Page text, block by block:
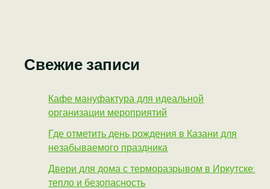
Свежие записи
Кафе мануфактура для идеальной
организации мероприятий
Где отметить день рождения в Казани для
незабываемого праздника
Двери для дома с терморазрывом в Иркутске:
тепло и безопасность